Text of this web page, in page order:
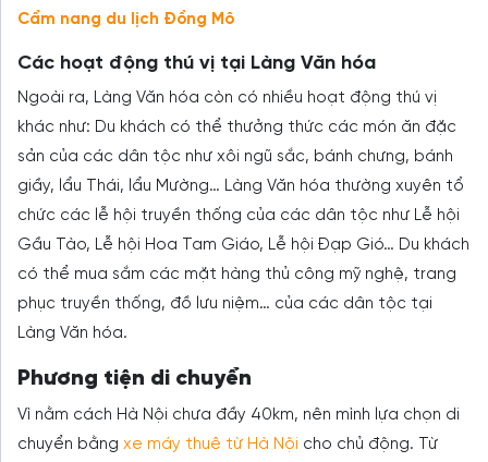
Cẩm nang du lịch Đồng Mô
Các hoạt động thú vị tại Làng Văn hóa
Ngoài ra, Làng Văn hóa còn có nhiều hoạt động thú vị
khác như: Du khách có thể thưởng thức các món ăn đặc
sản của các dân tộc như xôi ngũ sắc, bánh chưng, bánh
giầy, lẩu Thái, lẩu Mường… Làng Văn hóa thường xuyên tổ
chức các lễ hội truyền thống của các dân tộc như Lễ hội
Gầu Tào, Lễ hội Hoa Tam Giáo, Lễ hội Đạp Gió… Du khách
có thể mua sắm các mặt hàng thủ công mỹ nghệ, trang
phục truyền thống, đồ lưu niệm… của các dân tộc tại
Làng Văn hóa.
Phương tiện di chuyển
Vì nằm cách Hà Nội chưa đầy 40km, nên mình lựa chọn di
chuyển bằng xe máy thuê từ Hà Nội cho chủ động. Từ